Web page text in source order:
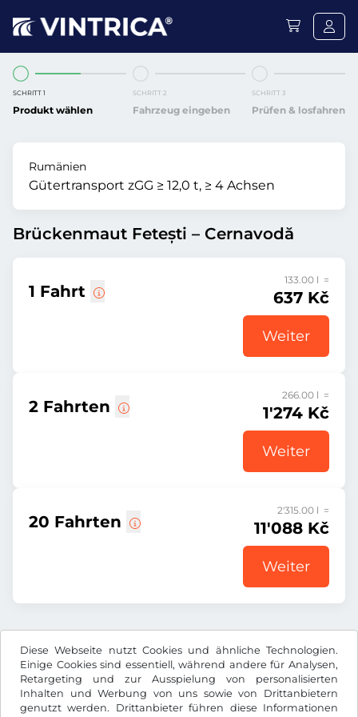
Diese Webseite nutzt Cookies und ähnliche Technologien.
Einige Cookies sind essentiell, während andere für Analysen,
Retargeting und zur Ausspielung von personalisierten
Inhalten und Werbung von uns sowie von Drittanbietern
genutzt werden. Drittanbieter führen diese Informationen
SCHRITT 1
Produkt wählen
SCHRITT 2
Fahrzeug eingeben
SCHRITT 3
Prüfen & losfahren
Rumänien
Gütertransport zGG ≥ 12,0 t, ≥ 4 Achsen
Brückenmaut Fetești – Cernavodă
1 Fahrt
133.00 l =
637 Kč
Weiter
2 Fahrten
266.00 l =
1'274 Kč
Weiter
20 Fahrten
2'315.00 l =
11'088 Kč
Weiter
Alle Preise inkl. gesetzlicher MwSt.